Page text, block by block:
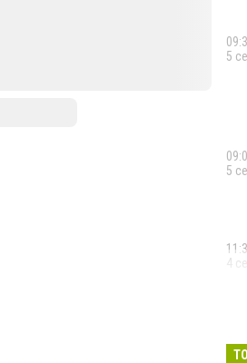
5
5
4